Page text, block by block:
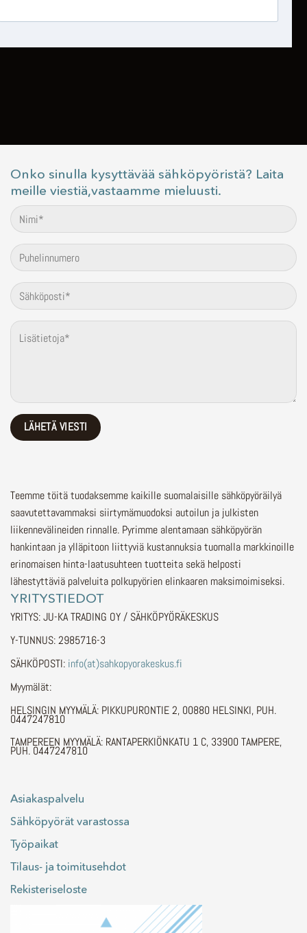
Onko sinulla kysyttävää sähköpyöristä? Laita
meille viestiä,vastaamme mieluusti.
Teemme töitä tuodaksemme kaikille suomalaisille sähköpyöräilyä
saavutettavammaksi siirtymämuodoksi autoilun ja julkisten
liikennevälineiden rinnalle. Pyrimme alentamaan sähköpyörän
hankintaan ja ylläpitoon liittyviä kustannuksia tuomalla markkinoille
erinomaisen hinta-laatusuhteen tuotteita sekä helposti
lähestyttäviä palveluita polkupyörien elinkaaren maksimoimiseksi.
YRITYSTIEDOT
YRITYS: JU-KA TRADING OY / SÄHKÖPYÖRÄKESKUS
Y-TUNNUS: 2985716-3
SÄHKÖPOSTI: info(at)sahkopyorakeskus.fi
Myymälät:
HELSINGIN MYYMÄLÄ: PIKKUPURONTIE 2, 00880 HELSINKI, PUH.
0447247810
TAMPEREEN MYYMÄLÄ: RANTAPERKIÖNKATU 1 C, 33900 TAMPERE,
PUH. 0447247810
Asiakaspalvelu
Sähköpyörät varastossa
Työpaikat
Tilaus- ja toimitusehdot
Rekisteriseloste